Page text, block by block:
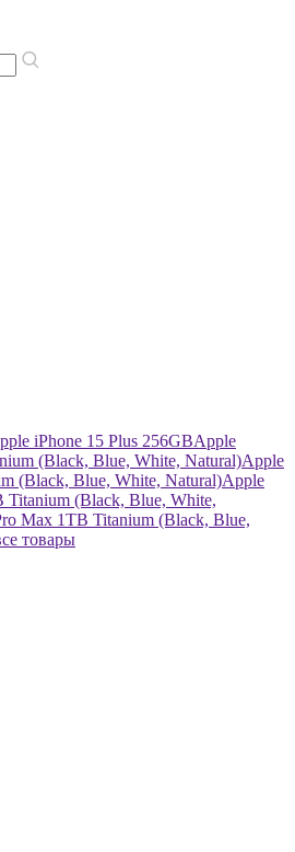
iPhone 15 Plus 256GBApple
(Black, Blue, White, Natural)Apple
(Black, Blue, White, Natural)Apple
Titanium (Black, Blue, White,
Max 1TB Titanium (Black, Blue,
товары